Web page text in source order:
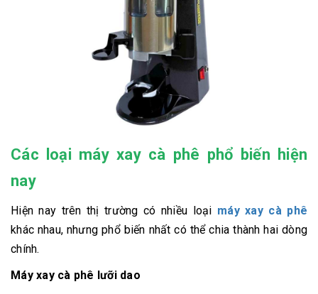
Các loại máy xay cà phê phổ biến hiện
nay
Hiện nay trên thị trường có nhiều loại máy xay cà phê
khác nhau, nhưng phổ biến nhất có thể chia thành hai dòng
chính.
Máy xay cà phê lưỡi dao